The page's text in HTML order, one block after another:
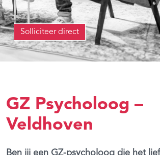
Solliciteer direct
GZ Psycholoog –
Veldhoven
Ben jij een GZ-psycholoog die het